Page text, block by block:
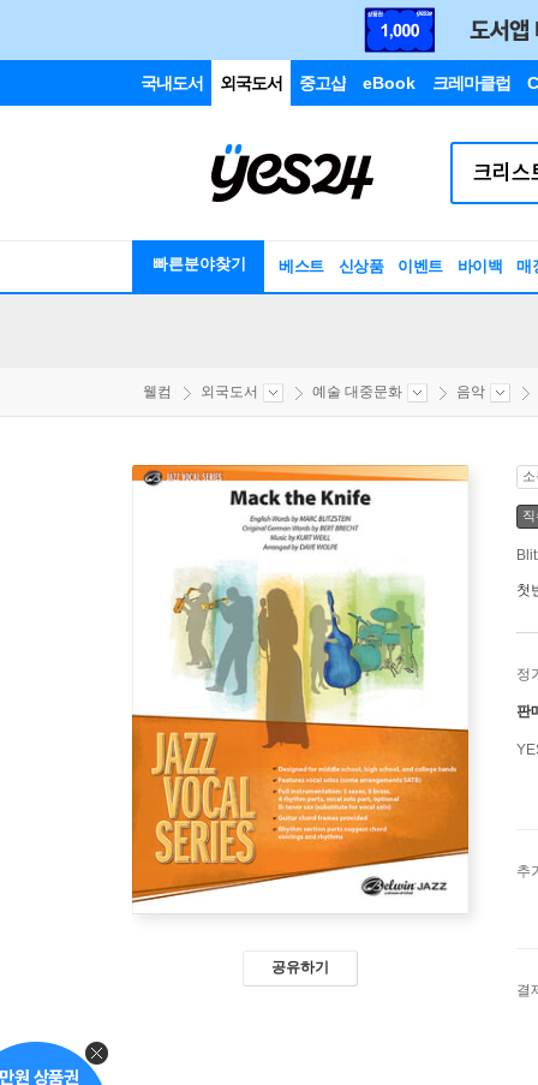
국내도서 외국도서 중고샵 eBook 크레마클럽
빠른분야찾기 베스트 신상품 이벤트 바이백 매
웰컴 외국도서 예술 대중문화 음악
공유하기
첫
정
판
추
결